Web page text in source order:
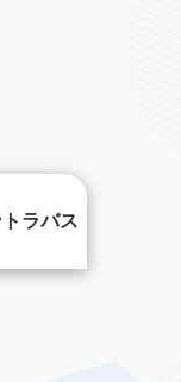
ラバス